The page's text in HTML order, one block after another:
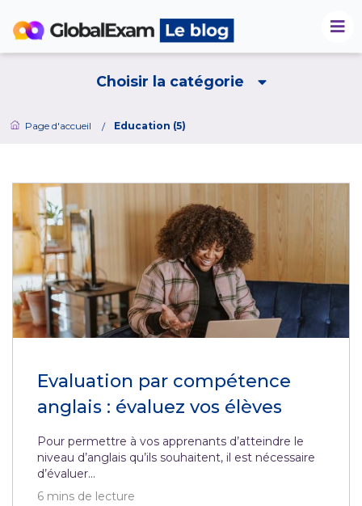
Choisir la catégorie
Page d'accueil Education (5)
Evaluation par compétence
anglais : évaluez vos élèves
Pour permettre à vos apprenants d’atteindre le
niveau d’anglais qu’ils souhaitent, il est nécessaire
d’évaluer...
6 mins de lecture